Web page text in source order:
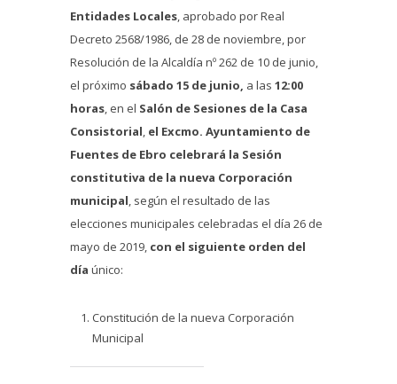
Entidades Locales, aprobado por Real
Decreto 2568/1986, de 28 de noviembre, por
Resolución de la Alcaldía nº 262 de 10 de junio,
el próximo sábado 15 de junio, a las 12:00
horas, en el Salón de Sesiones de la Casa
Consistorial, el Excmo. Ayuntamiento de
Fuentes de Ebro celebrará la Sesión
constitutiva de la nueva Corporación
municipal, según el resultado de las
elecciones municipales celebradas el día 26 de
mayo de 2019, con el siguiente orden del
día único:
Constitución de la nueva Corporación
Municipal